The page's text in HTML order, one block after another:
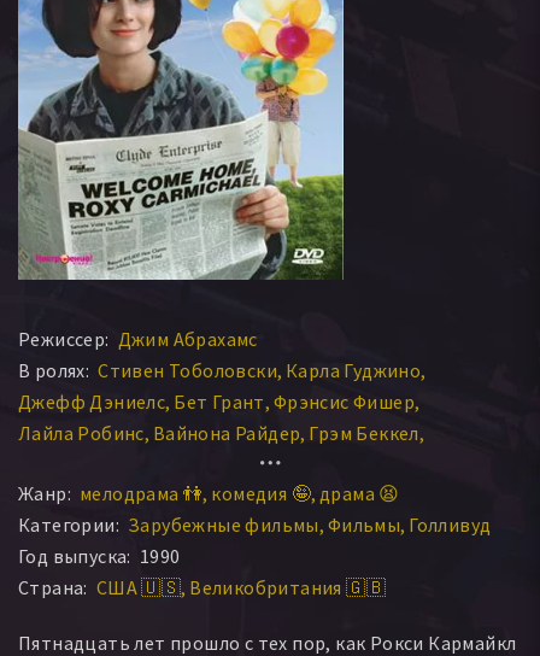
Режиссер: Джим Абрахамс
В ролях: Стивен Тоболовски Карла Гуджино
Джефф Дэниелс Бет Грант Фрэнсис Фишер
Лайла Робинс Вайнона Райдер Грэм Беккел
Кевин Скаусен Ава Фабиан
Нада Деспотович Винс Транкина Миколе Миркурио
Карл Стивен Дина Манофф Марк Арнотт Хэл Хэвинс
Робби Кайджер Томас Уилсон Браун
Рон Перкинс Ронда Олдрич Джон Шорт
Жанр: мелодрама 👫 комедия 🤪 драма 😫
Категории: Зарубежные фильмы Фильмы Голливуд
Год выпуска: 1990
Страна: США 🇺🇸 Великобритания 🇬🇧
Пятнадцать лет прошло с тех пор, как Рокси Кармайкл